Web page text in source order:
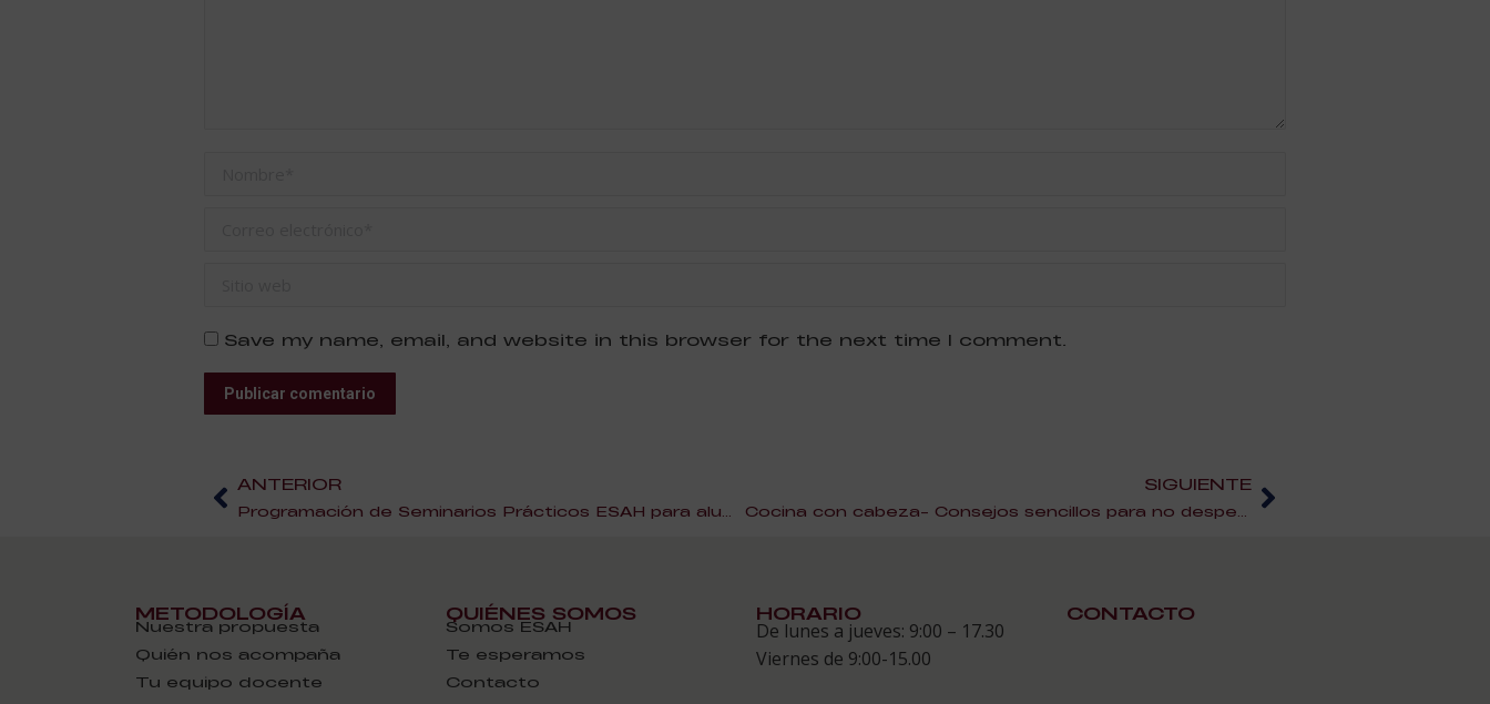
Save my name, email, and website in this browser for the next time I comment.
Publicar comentario
ANTERIOR
Programación de Seminarios Prácticos ESAH para alumnos
SIGUIENTE
Cocina con cabeza- Consejos sencillos para no desperdiciar comida
METODOLOGÍA
Nuestra propuesta
Quién nos acompaña
Tu equipo docente
QUIÉNES SOMOS
Somos ESAH
Te esperamos
Contacto
HORARIO
De lunes a jueves: 9:00 – 17.30
Viernes de 9:00-15.00
CONTACTO